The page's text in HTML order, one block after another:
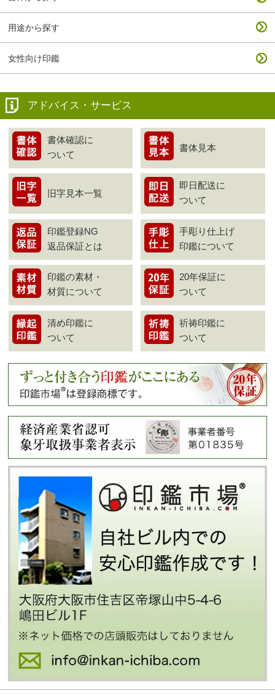
用途から探す
女性向け印鑑
アドバイス・サービス
書体確認に
ついて
書体見本
旧字見本一覧
即日配送に
ついて
印鑑登録NG
返品保証とは
手彫り仕上げ
印鑑について
印鑑の素材・
材質について
20年保証に
ついて
清め印鑑に
ついて
祈祷印鑑に
ついて